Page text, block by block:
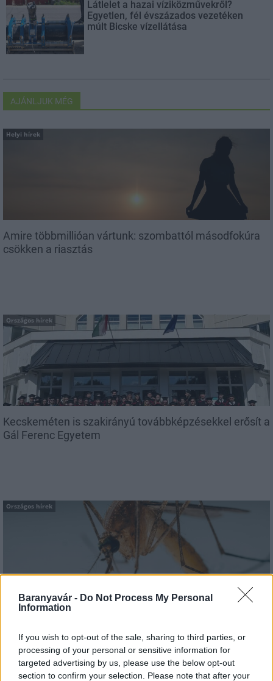
Baranyavár - Do Not Process My Personal
Information
If you wish to opt-out of the sale, sharing to third parties, or
processing of your personal or sensitive information for
targeted advertising by us, please use the below opt-out
section to confirm your selection. Please note that after your
Látlelet a hazai víziközművekről?
Egyetlen, fél évszázados vezetéken
múlt Bicske vízellátása
AJÁNLJUK MÉG
Helyi hírek
Amire többmillióan vártunk: szombattól másodfokúra
csökken a riasztás
Országos hírek
Kecskeméten is szakirányú továbbképzésekkel erősít a
Gál Ferenc Egyetem
Országos hírek
A lakosságra is fontos szerep hárul a szúnyoginvázió